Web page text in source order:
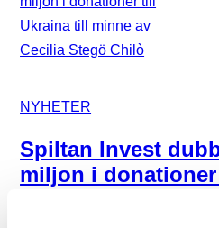
NYHETER
Spiltan Invest
miljon i
minne av Cecilia